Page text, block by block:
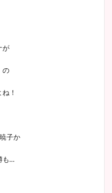
が
の
！
子か
も…